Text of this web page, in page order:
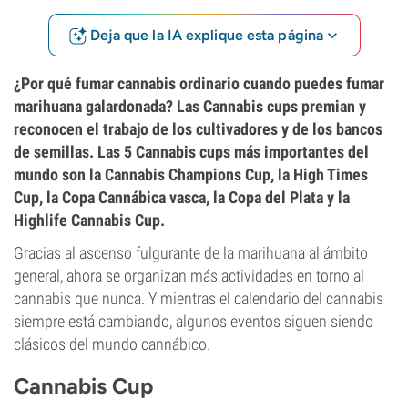
Deja que la IA explique esta página
¿Por qué fumar cannabis ordinario cuando puedes fumar
marihuana galardonada? Las Cannabis cups premian y
reconocen el trabajo de los cultivadores y de los bancos
de semillas. Las 5 Cannabis cups más importantes del
mundo son la Cannabis Champions Cup, la High Times
Cup, la Copa Cannábica vasca, la Copa del Plata y la
Highlife Cannabis Cup.
Gracias al ascenso fulgurante de la marihuana al ámbito
general, ahora se organizan más actividades en torno al
cannabis que nunca. Y mientras el calendario del cannabis
siempre está cambiando, algunos eventos siguen siendo
clásicos del mundo cannábico.
Cannabis Cup